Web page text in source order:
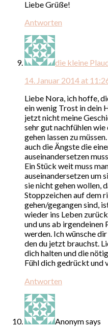
Liebe Grüße!
Antworten
die kleine
14. Januar 2014 at
Liebe Nora, ich hoffe,
ein wenig Trost in dein
jetzt nicht meine
sehr gut nachfühlen
gehen lassen zu
auch die Ängste die
auseinandersetzen
Ein Stück weit muss
auseinandersetzen um
sie nicht gehen wollen,
Stoppzeichen auf dem
gehen/gegangen sind,
wieder ins Leben
und uns ab
werden. Ich wünsche
den du jetzt brauchst.
dich halten und die
Fühl dich gedrückt und
Antworten
Anonymsays